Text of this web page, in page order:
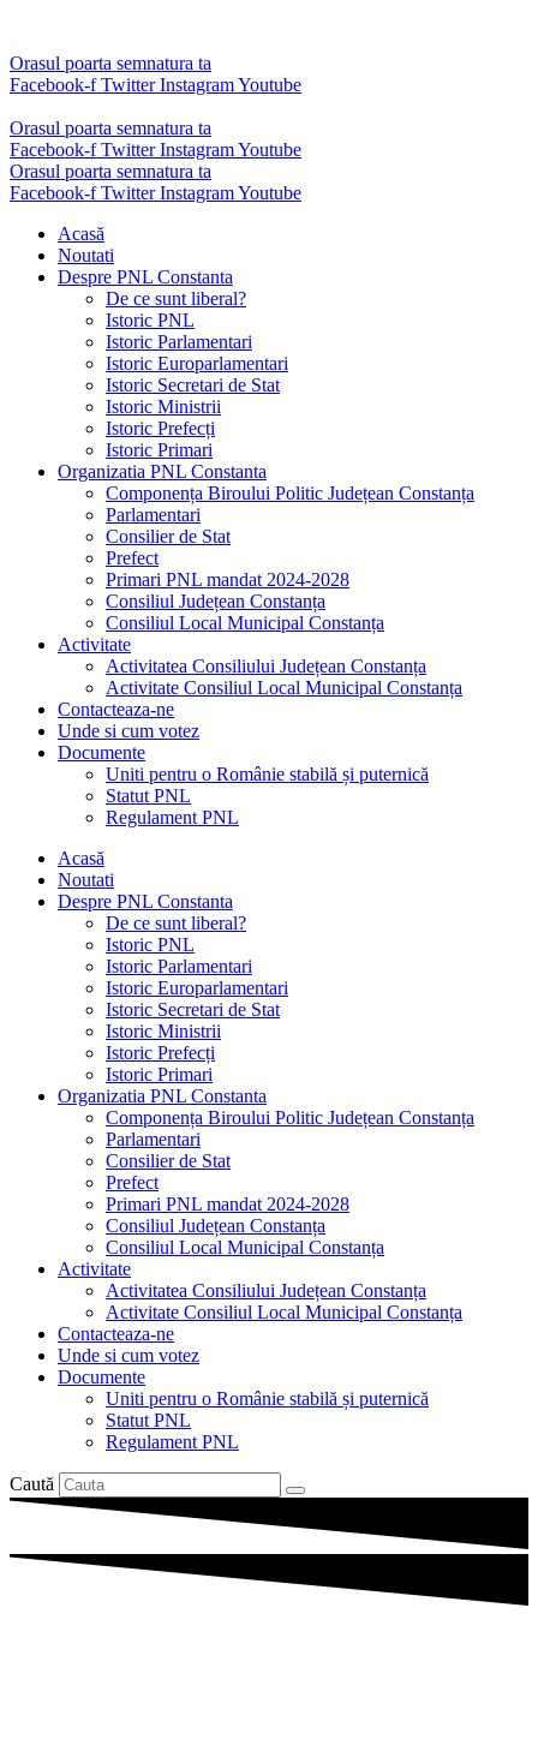
conținut
Orasul poarta semnatura ta
Facebook-f Twitter InstagramYoutube
Orasul poarta semnatura ta
Facebook-f Twitter InstagramYoutube
Orasul poarta semnatura ta
Facebook-f Twitter InstagramYoutube
Acasă
Noutati
Despre PNL Constanta
De ce sunt liberal?
Istoric PNL
Istoric Parlamentari
Istoric Europarlamentari
Istoric Secretari de Stat
Istoric Ministrii
Istoric Prefecți
Istoric Primari
Organizatia PNL Constanta
Componența Biroului Politic Județean Constanța
Parlamentari
Consilier de Stat
Prefect
Primari PNL mandat 2024-2028
Consiliul Județean Constanța
Consiliul Local Municipal Constanța
Activitate
Activitatea Consiliului Județean Constanța
Activitate Consiliul Local Municipal Constanța
Contacteaza-ne
Unde si cum votez
Documente
Uniti pentru o Românie stabilă și puternică
Statut PNL
Regulament PNL
Acasă
Noutati
Despre PNL Constanta
De ce sunt liberal?
Istoric PNL
Istoric Parlamentari
Istoric Europarlamentari
Istoric Secretari de Stat
Istoric Ministrii
Istoric Prefecți
Istoric Primari
Organizatia PNL Constanta
Componența Biroului Politic Județean Constanța
Parlamentari
Consilier de Stat
Prefect
Primari PNL mandat 2024-2028
Consiliul Județean Constanța
Consiliul Local Municipal Constanța
Activitate
Activitatea Consiliului Județean Constanța
Activitate Consiliul Local Municipal Constanța
Contacteaza-ne
Unde si cum votez
Documente
Uniti pentru o Românie stabilă și puternică
Statut PNL
Regulament PNL
Caută